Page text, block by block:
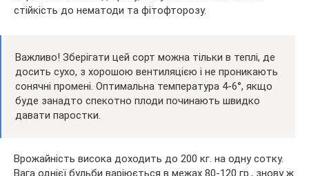
стійкість до нематоди та фітофторозу.
Важливо! Зберігати цей сорт можна тільки в теплі, де
досить сухо, з хорошою вентиляцією і не проникають
сонячні промені. Оптимальна температура 4-6°, якщо
буде занадто спекотно плоди починають швидко
давати паростки.
Врожайність висока доходить до 200 кг. на одну сотку.
Вага однієї бульби варіюється в межах 80-120 гр., знову ж